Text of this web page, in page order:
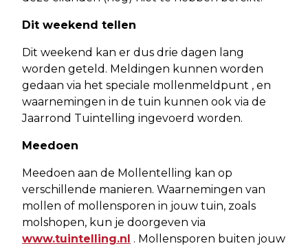
Dit weekend tellen
Dit weekend kan er dus drie dagen lang
worden geteld. Meldingen kunnen worden
gedaan via het speciale mollenmeldpunt , en
waarnemingen in de tuin kunnen ook via de
Jaarrond Tuintelling ingevoerd worden.
Meedoen
Meedoen aan de Mollentelling kan op
verschillende manieren. Waarnemingen van
mollen of mollensporen in jouw tuin, zoals
molshopen, kun je doorgeven via
www.tuintelling.nl . Mollensporen buiten jouw